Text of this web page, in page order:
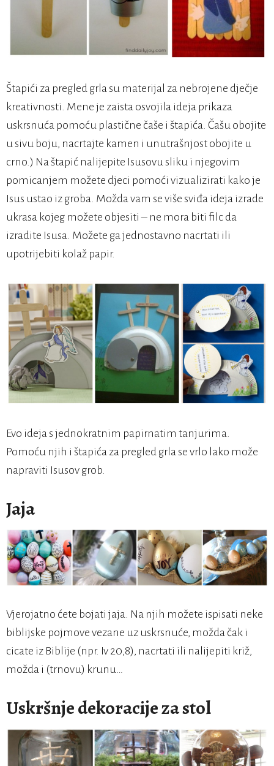
Štapići za pregled grla su materijal za nebrojene dječje
kreativnosti. Mene je zaista osvojila ideja prikaza
uskrsnuća pomoću plastične čaše i štapića. Čašu obojite
u sivu boju, nacrtajte kamen i unutrašnjost obojite u
crno.) Na štapić nalijepite Isusovu sliku i njegovim
pomicanjem možete djeci pomoći vizualizirati kako je
Isus ustao iz groba. Možda vam se više sviđa ideja izrade
ukrasa kojeg možete objesiti – ne mora biti filc da
izradite Isusa. Možete ga jednostavno nacrtati ili
upotrijebiti kolaž papir.
Evo ideja s jednokratnim papirnatim tanjurima.
Pomoću njih i štapića za pregled grla se vrlo lako može
napraviti Isusov grob.
Jaja
Vjerojatno ćete bojati jaja. Na njih možete ispisati neke
biblijske pojmove vezane uz uskrsnuće, možda čak i
cicate iz Biblije (npr. Iv 20,8), nacrtati ili nalijepiti križ,
možda i (trnovu) krunu…
Uskršnje dekoracije za stol